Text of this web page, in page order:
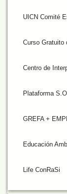
UICN Comité
Curso Gratuito
Centro de
Plataforma
GREFA +
Educación
Life ConRaSi